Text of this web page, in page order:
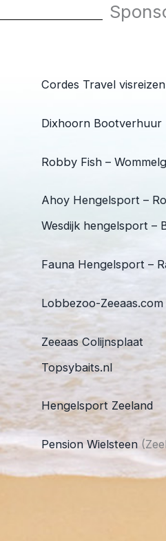
Cordes Travel visreizen
Dixhoorn Bootverhuur
Robby Fish –
Ahoy Hengelsport –
Wesdijk hengelsport –
Fauna Hengelsport –
Lobbezoo-Zeeaas.com
Zeeaas Colijnsplaat
Topsybaits.nl
Hengelsport Zeeland
Pension Wielsteen